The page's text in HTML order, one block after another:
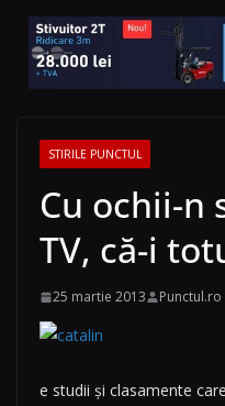
STIRILE PUNCTUL
Cu ochii-n
TV, că-i
25 martie 2013 Punctul.ro
e studii și clasamente